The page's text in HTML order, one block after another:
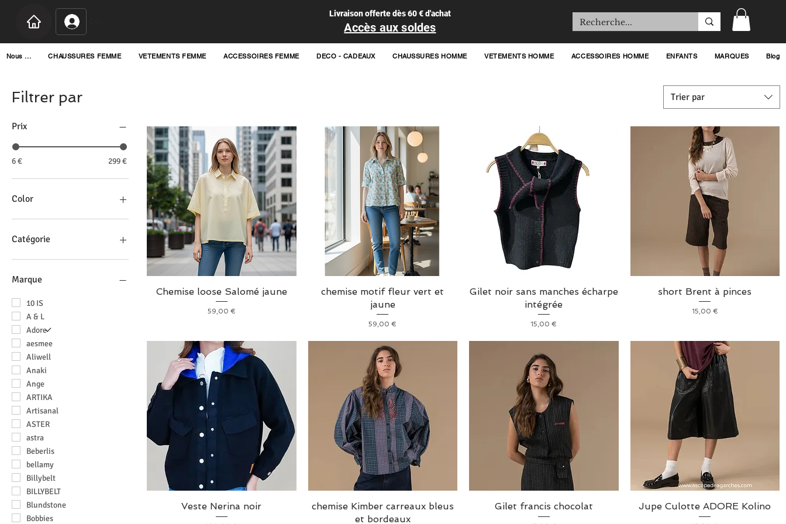
Livraison offerte dès 60 € d'achat
Accès aux soldes
Nous ... CHAUSSURES FEMME VETEMENTS FEMME ACCESSOIRES FEMME DECO - CADEAUX CHAUSSURES HOMME VETEMENTS HOMME ACCESSOIRES HOMME ENFANTS MARQUES Blog
Filtrer par
Prix
6 € 299 €
Color
Catégorie
Homme
trousse de toilette
Marque
10 IS
A & L
Adore
aesmee
Aliwell
Anaki
Ange
ARTIKA
Artisanal
ASTER
astra
Beberlis
bellamy
Billybelt
BILLYBELT
Blundstone
Bobbies
Trier par
Chemise loose Salomé jaune
Prix
59,00 €
chemise motif fleur vert et
jaune
Prix
59,00 €
Gilet noir sans manches écharpe
intégrée
Prix
15,00 €
short Brent à pinces
Prix
15,00 €
Veste Nerina noir
chemise Kimber carreaux bleus
et bordeaux
Gilet francis chocolat Jupe Culotte ADORE Kolino